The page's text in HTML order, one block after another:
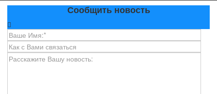
Сообщить новость